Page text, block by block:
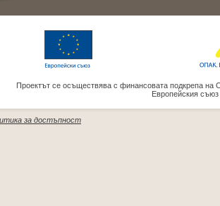
Проектът се осъществява с финансовата подкрепа на
Европейския
за достъпност